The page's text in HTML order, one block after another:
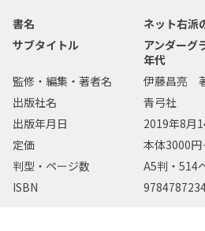
書名
ネット右派
サブタイトル
アンダーグ
年代
監修・編集・著者名
伊藤昌亮
出版社名
青弓社
出版年月日
2019年8月
定価
本体3000円
判型・ページ数
A5判・514
ISBN